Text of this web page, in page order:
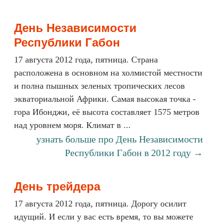
День Независимости
Республики Габон
17 августа 2012 года, пятница. Страна
расположена в основном на холмистой местности
и полна пышных зеленых тропических лесов
экваториальной Африки. Самая высокая точка -
гора Ибонджи, её высота составляет 1575 метров
над уровнем моря. Климат в ...
узнать больше про День Независимости
Республики Габон в 2012 году →
День трейдера
17 августа 2012 года, пятница. Дорогу осилит
идущий. И если у вас есть время, то вы можете